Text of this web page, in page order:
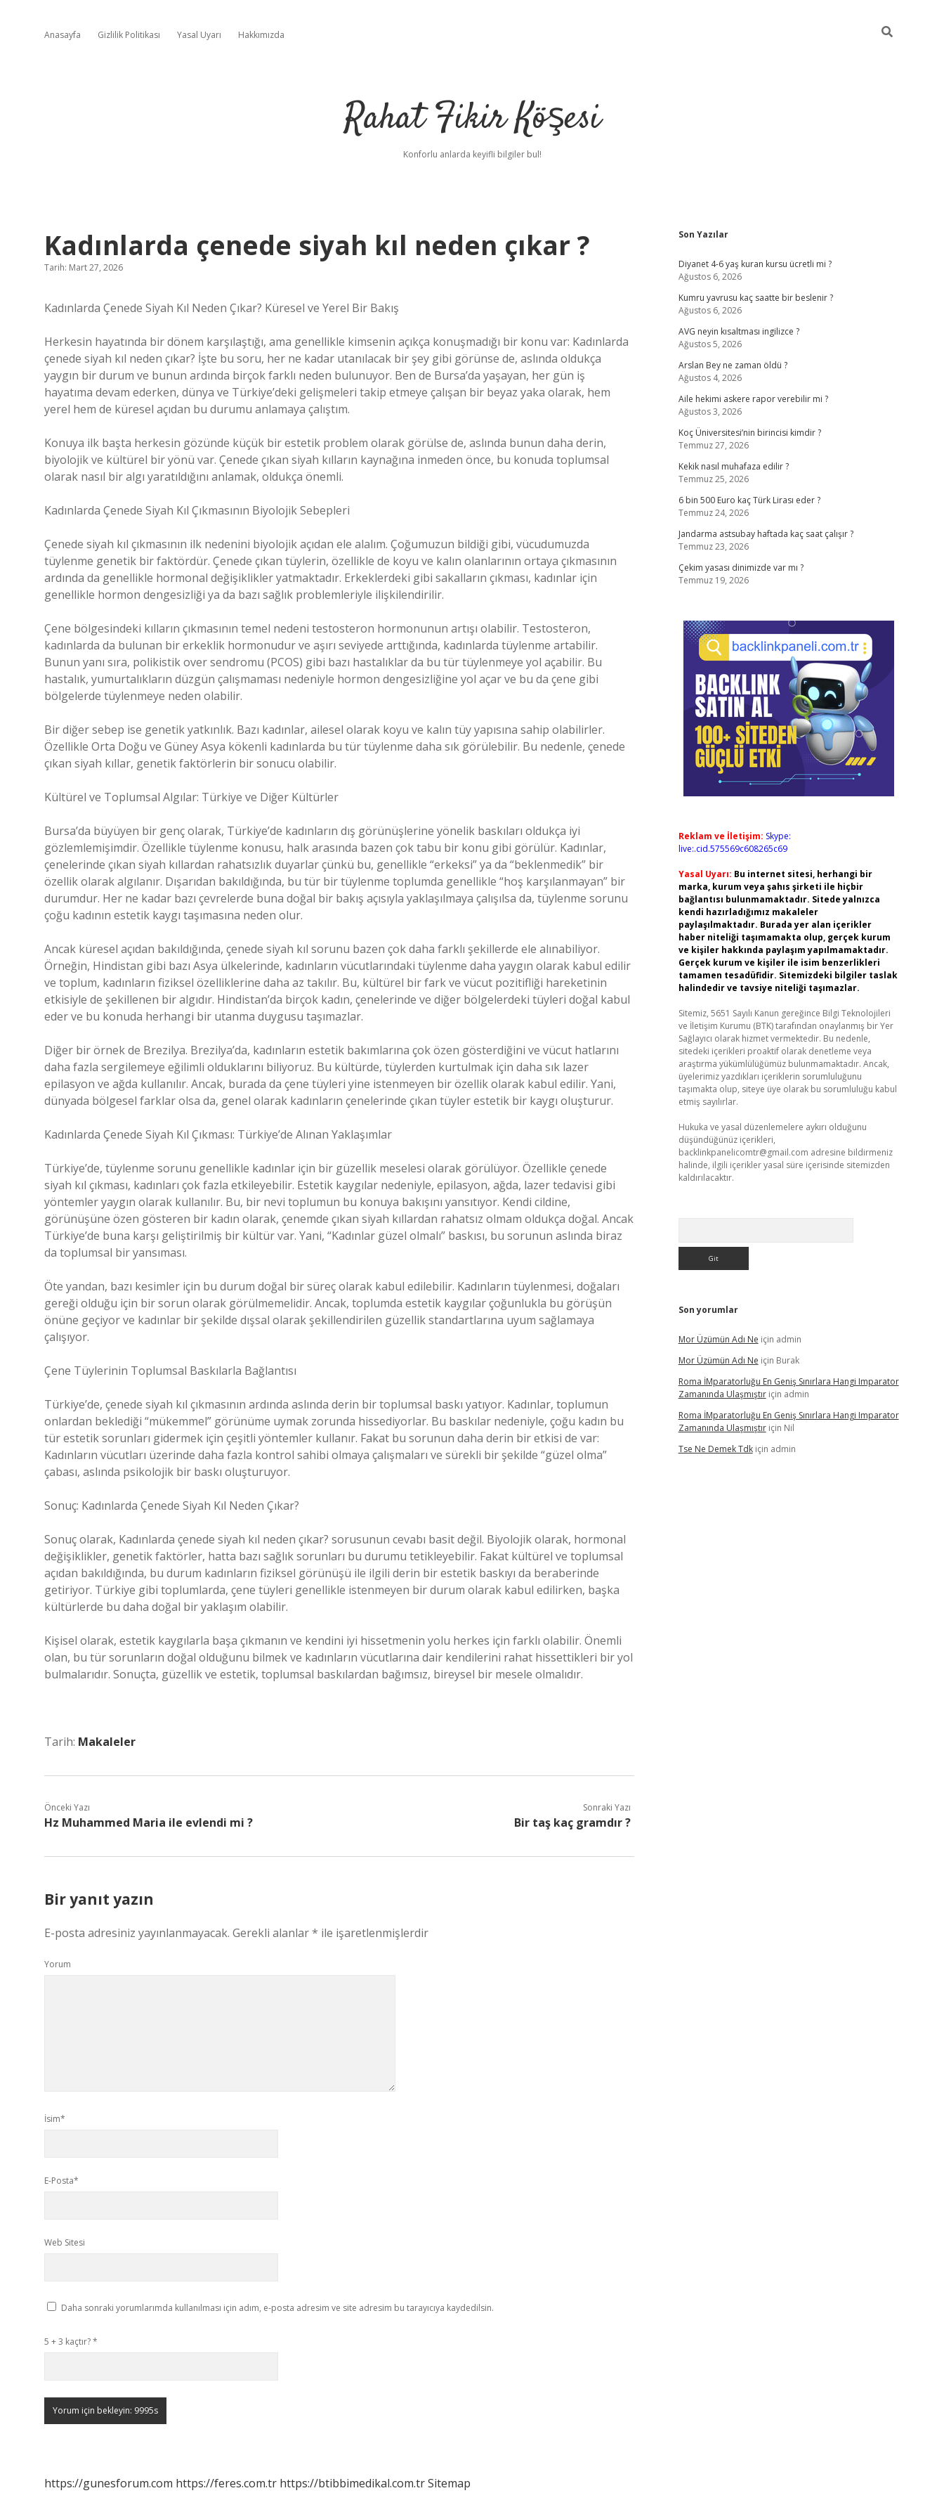
Anasayfa Gizlilik Politikası Yasal Uyarı Hakkımızda
Rahat Fikir Köşesi
Konforlu anlarda keyifli bilgiler bul!
Kadınlarda çenede siyah kıl neden çıkar ?
Tarih: Mart 27, 2026
Kadınlarda Çenede Siyah Kıl Neden Çıkar? Küresel ve Yerel Bir Bakış
Herkesin hayatında bir dönem karşılaştığı, ama genellikle kimsenin açıkça konuşmadığı bir konu var: Kadınlarda
çenede siyah kıl neden çıkar? İşte bu soru, her ne kadar utanılacak bir şey gibi görünse de, aslında oldukça
yaygın bir durum ve bunun ardında birçok farklı neden bulunuyor. Ben de Bursa’da yaşayan, her gün iş
hayatıma devam ederken, dünya ve Türkiye’deki gelişmeleri takip etmeye çalışan bir beyaz yaka olarak, hem
yerel hem de küresel açıdan bu durumu anlamaya çalıştım.
Konuya ilk başta herkesin gözünde küçük bir estetik problem olarak görülse de, aslında bunun daha derin,
biyolojik ve kültürel bir yönü var. Çenede çıkan siyah kılların kaynağına inmeden önce, bu konuda toplumsal
olarak nasıl bir algı yaratıldığını anlamak, oldukça önemli.
Kadınlarda Çenede Siyah Kıl Çıkmasının Biyolojik Sebepleri
Çenede siyah kıl çıkmasının ilk nedenini biyolojik açıdan ele alalım. Çoğumuzun bildiği gibi, vücudumuzda
tüylenme genetik bir faktördür. Çenede çıkan tüylerin, özellikle de koyu ve kalın olanlarının ortaya çıkmasının
ardında da genellikle hormonal değişiklikler yatmaktadır. Erkeklerdeki gibi sakalların çıkması, kadınlar için
genellikle hormon dengesizliği ya da bazı sağlık problemleriyle ilişkilendirilir.
Çene bölgesindeki kılların çıkmasının temel nedeni testosteron hormonunun artışı olabilir. Testosteron,
kadınlarda da bulunan bir erkeklik hormonudur ve aşırı seviyede arttığında, kadınlarda tüylenme artabilir.
Bunun yanı sıra, polikistik over sendromu (PCOS) gibi bazı hastalıklar da bu tür tüylenmeye yol açabilir. Bu
hastalık, yumurtalıkların düzgün çalışmaması nedeniyle hormon dengesizliğine yol açar ve bu da çene gibi
bölgelerde tüylenmeye neden olabilir.
Bir diğer sebep ise genetik yatkınlık. Bazı kadınlar, ailesel olarak koyu ve kalın tüy yapısına sahip olabilirler.
Özellikle Orta Doğu ve Güney Asya kökenli kadınlarda bu tür tüylenme daha sık görülebilir. Bu nedenle, çenede
çıkan siyah kıllar, genetik faktörlerin bir sonucu olabilir.
Kültürel ve Toplumsal Algılar: Türkiye ve Diğer Kültürler
Bursa’da büyüyen bir genç olarak, Türkiye’de kadınların dış görünüşlerine yönelik baskıları oldukça iyi
gözlemlemişimdir. Özellikle tüylenme konusu, halk arasında bazen çok tabu bir konu gibi görülür. Kadınlar,
çenelerinde çıkan siyah kıllardan rahatsızlık duyarlar çünkü bu, genellikle “erkeksi” ya da “beklenmedik” bir
özellik olarak algılanır. Dışarıdan bakıldığında, bu tür bir tüylenme toplumda genellikle “hoş karşılanmayan” bir
durumdur. Her ne kadar bazı çevrelerde buna doğal bir bakış açısıyla yaklaşılmaya çalışılsa da, tüylenme sorunu
çoğu kadının estetik kaygı taşımasına neden olur.
Ancak küresel açıdan bakıldığında, çenede siyah kıl sorunu bazen çok daha farklı şekillerde ele alınabiliyor.
Örneğin, Hindistan gibi bazı Asya ülkelerinde, kadınların vücutlarındaki tüylenme daha yaygın olarak kabul edilir
ve toplum, kadınların fiziksel özelliklerine daha az takılır. Bu, kültürel bir fark ve vücut pozitifliği hareketinin
etkisiyle de şekillenen bir algıdır. Hindistan’da birçok kadın, çenelerinde ve diğer bölgelerdeki tüyleri doğal kabul
eder ve bu konuda herhangi bir utanma duygusu taşımazlar.
Diğer bir örnek de Brezilya. Brezilya’da, kadınların estetik bakımlarına çok özen gösterdiğini ve vücut hatlarını
daha fazla sergilemeye eğilimli olduklarını biliyoruz. Bu kültürde, tüylerden kurtulmak için daha sık lazer
epilasyon ve ağda kullanılır. Ancak, burada da çene tüyleri yine istenmeyen bir özellik olarak kabul edilir. Yani,
dünyada bölgesel farklar olsa da, genel olarak kadınların çenelerinde çıkan tüyler estetik bir kaygı oluşturur.
Kadınlarda Çenede Siyah Kıl Çıkması: Türkiye’de Alınan Yaklaşımlar
Türkiye’de, tüylenme sorunu genellikle kadınlar için bir güzellik meselesi olarak görülüyor. Özellikle çenede
siyah kıl çıkması, kadınları çok fazla etkileyebilir. Estetik kaygılar nedeniyle, epilasyon, ağda, lazer tedavisi gibi
yöntemler yaygın olarak kullanılır. Bu, bir nevi toplumun bu konuya bakışını yansıtıyor. Kendi cildine,
görünüşüne özen gösteren bir kadın olarak, çenemde çıkan siyah kıllardan rahatsız olmam oldukça doğal. Ancak
Türkiye’de buna karşı geliştirilmiş bir kültür var. Yani, “Kadınlar güzel olmalı” baskısı, bu sorunun aslında biraz
da toplumsal bir yansıması.
Öte yandan, bazı kesimler için bu durum doğal bir süreç olarak kabul edilebilir. Kadınların tüylenmesi, doğaları
gereği olduğu için bir sorun olarak görülmemelidir. Ancak, toplumda estetik kaygılar çoğunlukla bu görüşün
önüne geçiyor ve kadınlar bir şekilde dışsal olarak şekillendirilen güzellik standartlarına uyum sağlamaya
çalışıyor.
Çene Tüylerinin Toplumsal Baskılarla Bağlantısı
Türkiye’de, çenede siyah kıl çıkmasının ardında aslında derin bir toplumsal baskı yatıyor. Kadınlar, toplumun
onlardan beklediği “mükemmel” görünüme uymak zorunda hissediyorlar. Bu baskılar nedeniyle, çoğu kadın bu
tür estetik sorunları gidermek için çeşitli yöntemler kullanır. Fakat bu sorunun daha derin bir etkisi de var:
Kadınların vücutları üzerinde daha fazla kontrol sahibi olmaya çalışmaları ve sürekli bir şekilde “güzel olma”
çabası, aslında psikolojik bir baskı oluşturuyor.
Sonuç: Kadınlarda Çenede Siyah Kıl Neden Çıkar?
Sonuç olarak, Kadınlarda çenede siyah kıl neden çıkar? sorusunun cevabı basit değil. Biyolojik olarak, hormonal
değişiklikler, genetik faktörler, hatta bazı sağlık sorunları bu durumu tetikleyebilir. Fakat kültürel ve toplumsal
açıdan bakıldığında, bu durum kadınların fiziksel görünüşü ile ilgili derin bir estetik baskıyı da beraberinde
getiriyor. Türkiye gibi toplumlarda, çene tüyleri genellikle istenmeyen bir durum olarak kabul edilirken, başka
kültürlerde bu daha doğal bir yaklaşım olabilir.
Kişisel olarak, estetik kaygılarla başa çıkmanın ve kendini iyi hissetmenin yolu herkes için farklı olabilir. Önemli
olan, bu tür sorunların doğal olduğunu bilmek ve kadınların vücutlarına dair kendilerini rahat hissettikleri bir yol
bulmalarıdır. Sonuçta, güzellik ve estetik, toplumsal baskılardan bağımsız, bireysel bir mesele olmalıdır.
Tarih: Makaleler
Önceki Yazı
Hz Muhammed Maria ile evlendi mi ?
Sonraki Yazı
Bir taş kaç gramdır ?
Bir yanıt yazın
E-posta adresiniz yayınlanmayacak. Gerekli alanlar* ile işaretlenmişlerdir
Yorum
İsim*
E-Posta*
Web Sitesi
Daha sonraki yorumlarımda kullanılması için adım, e-posta adresim ve site adresim bu tarayıcıya kaydedilsin.
5 + 3 kaçtır?*
https://gunesforum.com https://feres.com.tr https://btibbimedikal.com.trSitemap
Sidebar
Son Yazılar
Diyanet 4-6 yaş kuran kursu ücretli mi ?
Ağustos 6, 2026
Kumru yavrusu kaç saatte bir beslenir ?
Ağustos 6, 2026
AVG neyin kısaltması ingilizce ?
Ağustos 5, 2026
Arslan Bey ne zaman öldü ?
Ağustos 4, 2026
Aile hekimi askere rapor verebilir mi ?
Ağustos 3, 2026
Koç Üniversitesi’nin birincisi kimdir ?
Temmuz 27, 2026
Kekik nasıl muhafaza edilir ?
Temmuz 25, 2026
6 bin 500 Euro kaç Türk Lirası eder ?
Temmuz 24, 2026
Jandarma astsubay haftada kaç saat çalışır ?
Temmuz 23, 2026
Çekim yasası dinimizde var mı ?
Temmuz 19, 2026
Reklam ve İletişim: Skype:
live:.cid.575569c608265c69
Yasal Uyarı: Bu internet sitesi, herhangi bir
marka, kurum veya şahıs şirketi ile hiçbir
bağlantısı bulunmamaktadır. Sitede yalnızca
kendi hazırladığımız makaleler
paylaşılmaktadır. Burada yer alan içerikler
haber niteliği taşımamakta olup, gerçek kurum
ve kişiler hakkında paylaşım yapılmamaktadır.
Gerçek kurum ve kişiler ile isim benzerlikleri
tamamen tesadüfidir. Sitemizdeki bilgiler taslak
halindedir ve tavsiye niteliği taşımazlar.
Sitemiz, 5651 Sayılı Kanun gereğince Bilgi Teknolojileri
ve İletişim Kurumu (BTK) tarafından onaylanmış bir Yer
Sağlayıcı olarak hizmet vermektedir. Bu nedenle,
sitedeki içerikleri proaktif olarak denetleme veya
araştırma yükümlülüğümüz bulunmamaktadır. Ancak,
üyelerimiz yazdıkları içeriklerin sorumluluğunu
taşımakta olup, siteye üye olarak bu sorumluluğu kabul
etmiş sayılırlar.
Hukuka ve yasal düzenlemelere aykırı olduğunu
düşündüğünüz içerikleri,
backlinkpanelicomtr@gmail.com adresine bildirmeniz
halinde, ilgili içerikler yasal süre içerisinde sitemizden
kaldırılacaktır.
Son yorumlar
Mor Üzümün Adı Ne için admin
Mor Üzümün Adı Ne için Burak
Roma İMparatorluğu En Geniş Sınırlara Hangi Imparator
Zamanında Ulaşmıştıriçin admin
Roma İMparatorluğu En Geniş Sınırlara Hangi Imparator
Zamanında Ulaşmıştıriçin Nil
Tse Ne Demek Tdkiçin admin
ilbet yeni giriş